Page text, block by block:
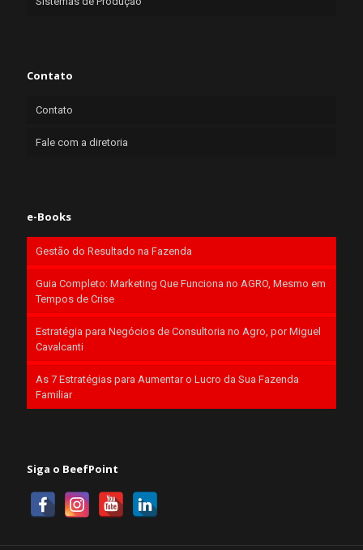
Contato
Contato
Fale com a diretoria
e-Books
Gestão do Resultado na Fazenda
Guia Completo: Marketing Que Funciona no AGRO, Mesmo em
Tempos de Crise
Estratégia para Negócios de Consultoria no Agro, por Miguel
Cavalcanti
As 7 Estratégias para Aumentar o Lucro da Sua Fazenda
Familiar
Siga o BeefPoint